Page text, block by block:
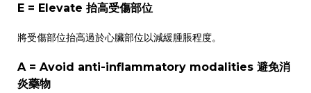
E = Elevate 抬高受傷部位
將受傷部位抬高過於心臟部位以減緩腫脹程度。
A = Avoid anti-inflammatory modalities 避免消
炎藥物